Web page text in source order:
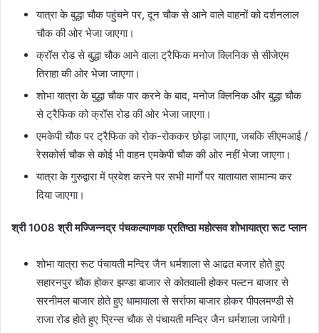
यात्रा के बुद्धा चौक पहुंचने पर, दून चौक से आने वाले वाहनों को दर्शनलाल
चौक की ओर भेजा जाएगा।
क्रॉस रोड से बुद्धा चौक आने वाला ट्रैफिक मनोज क्लिनिक से सीजेएम
तिराहा की ओर भेजा जाएगा।
शोभा यात्रा के बुद्धा चौक पार करने के बाद, मनोज क्लिनिक और बुद्धा चौक
से ट्रैफिक को क्रॉस रोड की ओर भेजा जाएगा।
एमकेपी चौक पर ट्रैफिक को रोक-रोककर छोड़ा जाएगा, जबकि सीएमआई /
रेसकोर्स चौक से कोई भी वाहन एमकेपी चौक की ओर नहीं भेजा जाएगा।
यात्रा के गुरुद्वारा में प्रवेश करने पर सभी मार्गों पर यातायात सामान्य कर
दिया जाएगा।
श्री 1008 श्री मज्जिन्नद्र पंचकल्याणक प्रतिष्ठा महोत्सव शोभायात्रा रूट प्लान
शोभा यात्रा रूट पंचायती मन्दिर जैन धर्मशाला से आढत बजार होते हुए
सहारनपुर चौक होकर झण्डा बाजार से कोतवाली होकर पल्टन बाजार से
सरनीमल बाजार होते हुए धामावाला से सर्राफा बाजार होकर पीपलमण्डी से
राजा रोड होते हुए प्रिन्स चौक से पंचायती मन्दिर जैन धर्मशाला जायेगी।